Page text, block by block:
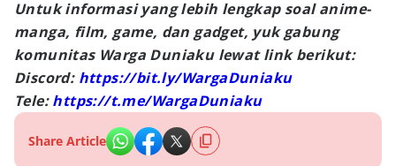
Untuk informasi yang lebih lengkap soal anime-
manga, film, game, dan gadget, yuk gabung
komunitas Warga Duniaku lewat link berikut:
Discord: https://bit.ly/WargaDuniaku
Tele:https://t.me/WargaDuniaku
Share Article